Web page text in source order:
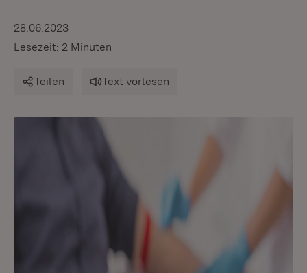
28.06.2023
Lesezeit: 2 Minuten
Teilen Text vorlesen